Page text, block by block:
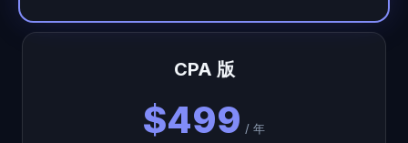
CPA 版
$499 / 年